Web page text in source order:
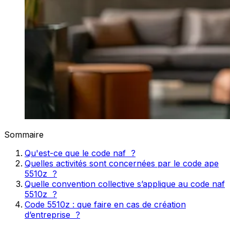
Sommaire
Qu'est-ce que le code naf ?
Quelles activités sont concernées par le code ape
5510z ?
Quelle convention collective s’applique au code naf
5510z ?
Code 5510z : que faire en cas de création
d’entreprise ?